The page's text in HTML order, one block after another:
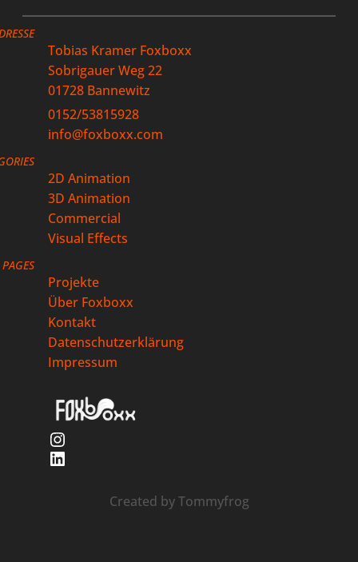
Tobias Kramer Foxboxx
Sobrigauer Weg 22
01728 Bannewitz
0152/53815928
info@foxboxx.com
2D Animation
3D Animation
Commercial
Visual Effects
PAGES
Projekte
Über Foxboxx
Kontakt
Datenschutzerklärung
Impressum
Instagram
LinkedIn
Created byTommyfrog